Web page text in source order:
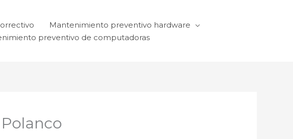
Mantenimiento preventivo hardware
preventivo de computadoras